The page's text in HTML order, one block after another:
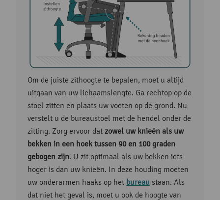
Om de juiste zithoogte te bepalen, moet u altijd
uitgaan van uw lichaamslengte. Ga rechtop op de
stoel zitten en plaats uw voeten op de grond. Nu
verstelt u de bureaustoel met de hendel onder de
zitting. Zorg ervoor dat zowel uw knieën als uw
bekken in een hoek tussen 90 en 100 graden
gebogen zijn. U zit optimaal als uw bekken iets
hoger is dan uw knieën. In deze houding moeten
uw onderarmen haaks op het bureau staan. Als
dat niet het geval is, moet u ook de hoogte van